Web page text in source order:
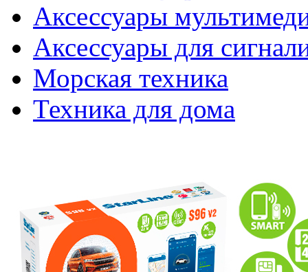
Аксессуары
Аксессуары для
Морская техника
Техника для дома